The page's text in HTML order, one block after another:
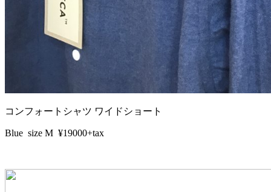
コンフォートシャツ ワイドショート
Blue size M ¥19000+tax